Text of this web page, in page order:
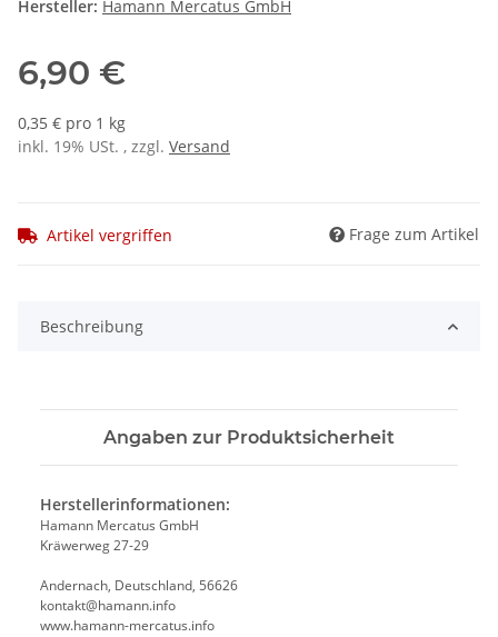
Hersteller: Hamann Mercatus GmbH
6,90 €
0,35 € pro 1 kg
inkl. 19% USt. , zzgl. Versand
Artikel vergriffen Frage zum Artikel
Beschreibung
Angaben zur Produktsicherheit
Herstellerinformationen:
Hamann Mercatus GmbH
Kräwerweg 27-29
Andernach, Deutschland, 56626
kontakt@hamann.info
www.hamann-mercatus.info